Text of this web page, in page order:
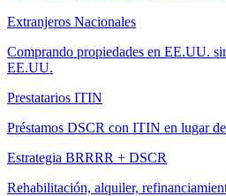
Extranjeros Nacionales
Comprando propiedades en EE.UU.
EE.UU.
Prestatarios ITIN
Préstamos DSCR con ITIN en lugar
Estrategia BRRRR + DSCR
Rehabilitación, alquiler,